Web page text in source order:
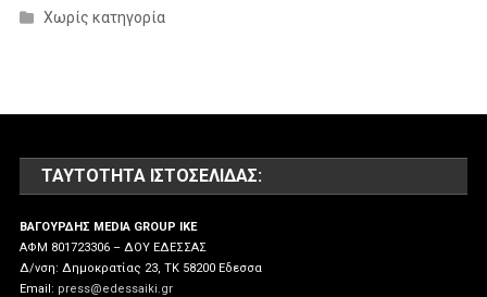
Χωρίς κατηγορία
ΤΑΥΤΌΤΗΤΑ ΙΣΤΟΣΕΛΊΔΑΣ:
ΒΑΓΟΥΡΔΗΣ MEDIA GROUP IKE
ΑΦΜ 801723306 – ΔΟΥ ΕΔΕΣΣΑΣ
Δ/νση: Δημοκρατίας 23, ΤΚ 58200 Εδεσσα
Email: press@edessaiki.gr